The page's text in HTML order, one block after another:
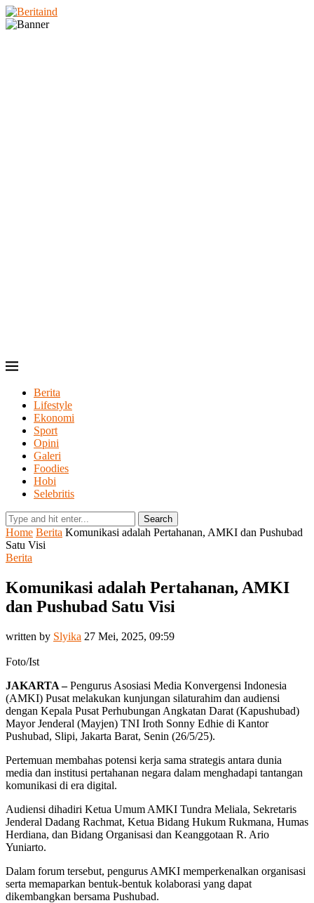
Berita
Lifestyle
Ekonomi
Sport
Opini
Galeri
Foodies
Hobi
Selebritis
Search
Home Berita ⁠Komunikasi adalah Pertahanan, AMKI dan Pushubad
Satu Visi
Berita
⁠Komunikasi adalah Pertahanan, AMKI
dan Pushubad Satu Visi
written by Slyika 27 Mei, 2025, 09:59
Foto/Ist
JAKARTA –Pengurus Asosiasi Media Konvergensi Indonesia
(AMKI) Pusat melakukan kunjungan silaturahim dan audiensi
dengan Kepala Pusat Perhubungan Angkatan Darat (Kapushubad)
Mayor Jenderal (Mayjen) TNI Iroth Sonny Edhie di Kantor
Pushubad, Slipi, Jakarta Barat, Senin (26/5/25).
Pertemuan membahas potensi kerja sama strategis antara dunia
media dan institusi pertahanan negara dalam menghadapi tantangan
komunikasi di era digital.
Audiensi dihadiri Ketua Umum AMKI Tundra Meliala, Sekretaris
Jenderal Dadang Rachmat, Ketua Bidang Hukum Rukmana, Humas
Herdiana, dan Bidang Organisasi dan Keanggotaan R. Ario
Yuniarto.
Dalam forum tersebut, pengurus AMKI memperkenalkan organisasi
serta memaparkan bentuk-bentuk kolaborasi yang dapat
dikembangkan bersama Pushubad.